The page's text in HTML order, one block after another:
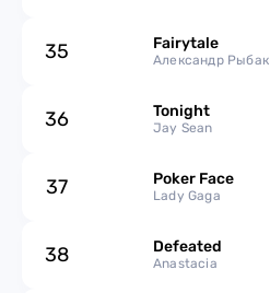
35 Fairytale
Александр Рыбак
36 Tonight
Jay Sean
37 Poker Face
Lady Gaga
38 Defeated
Anastacia